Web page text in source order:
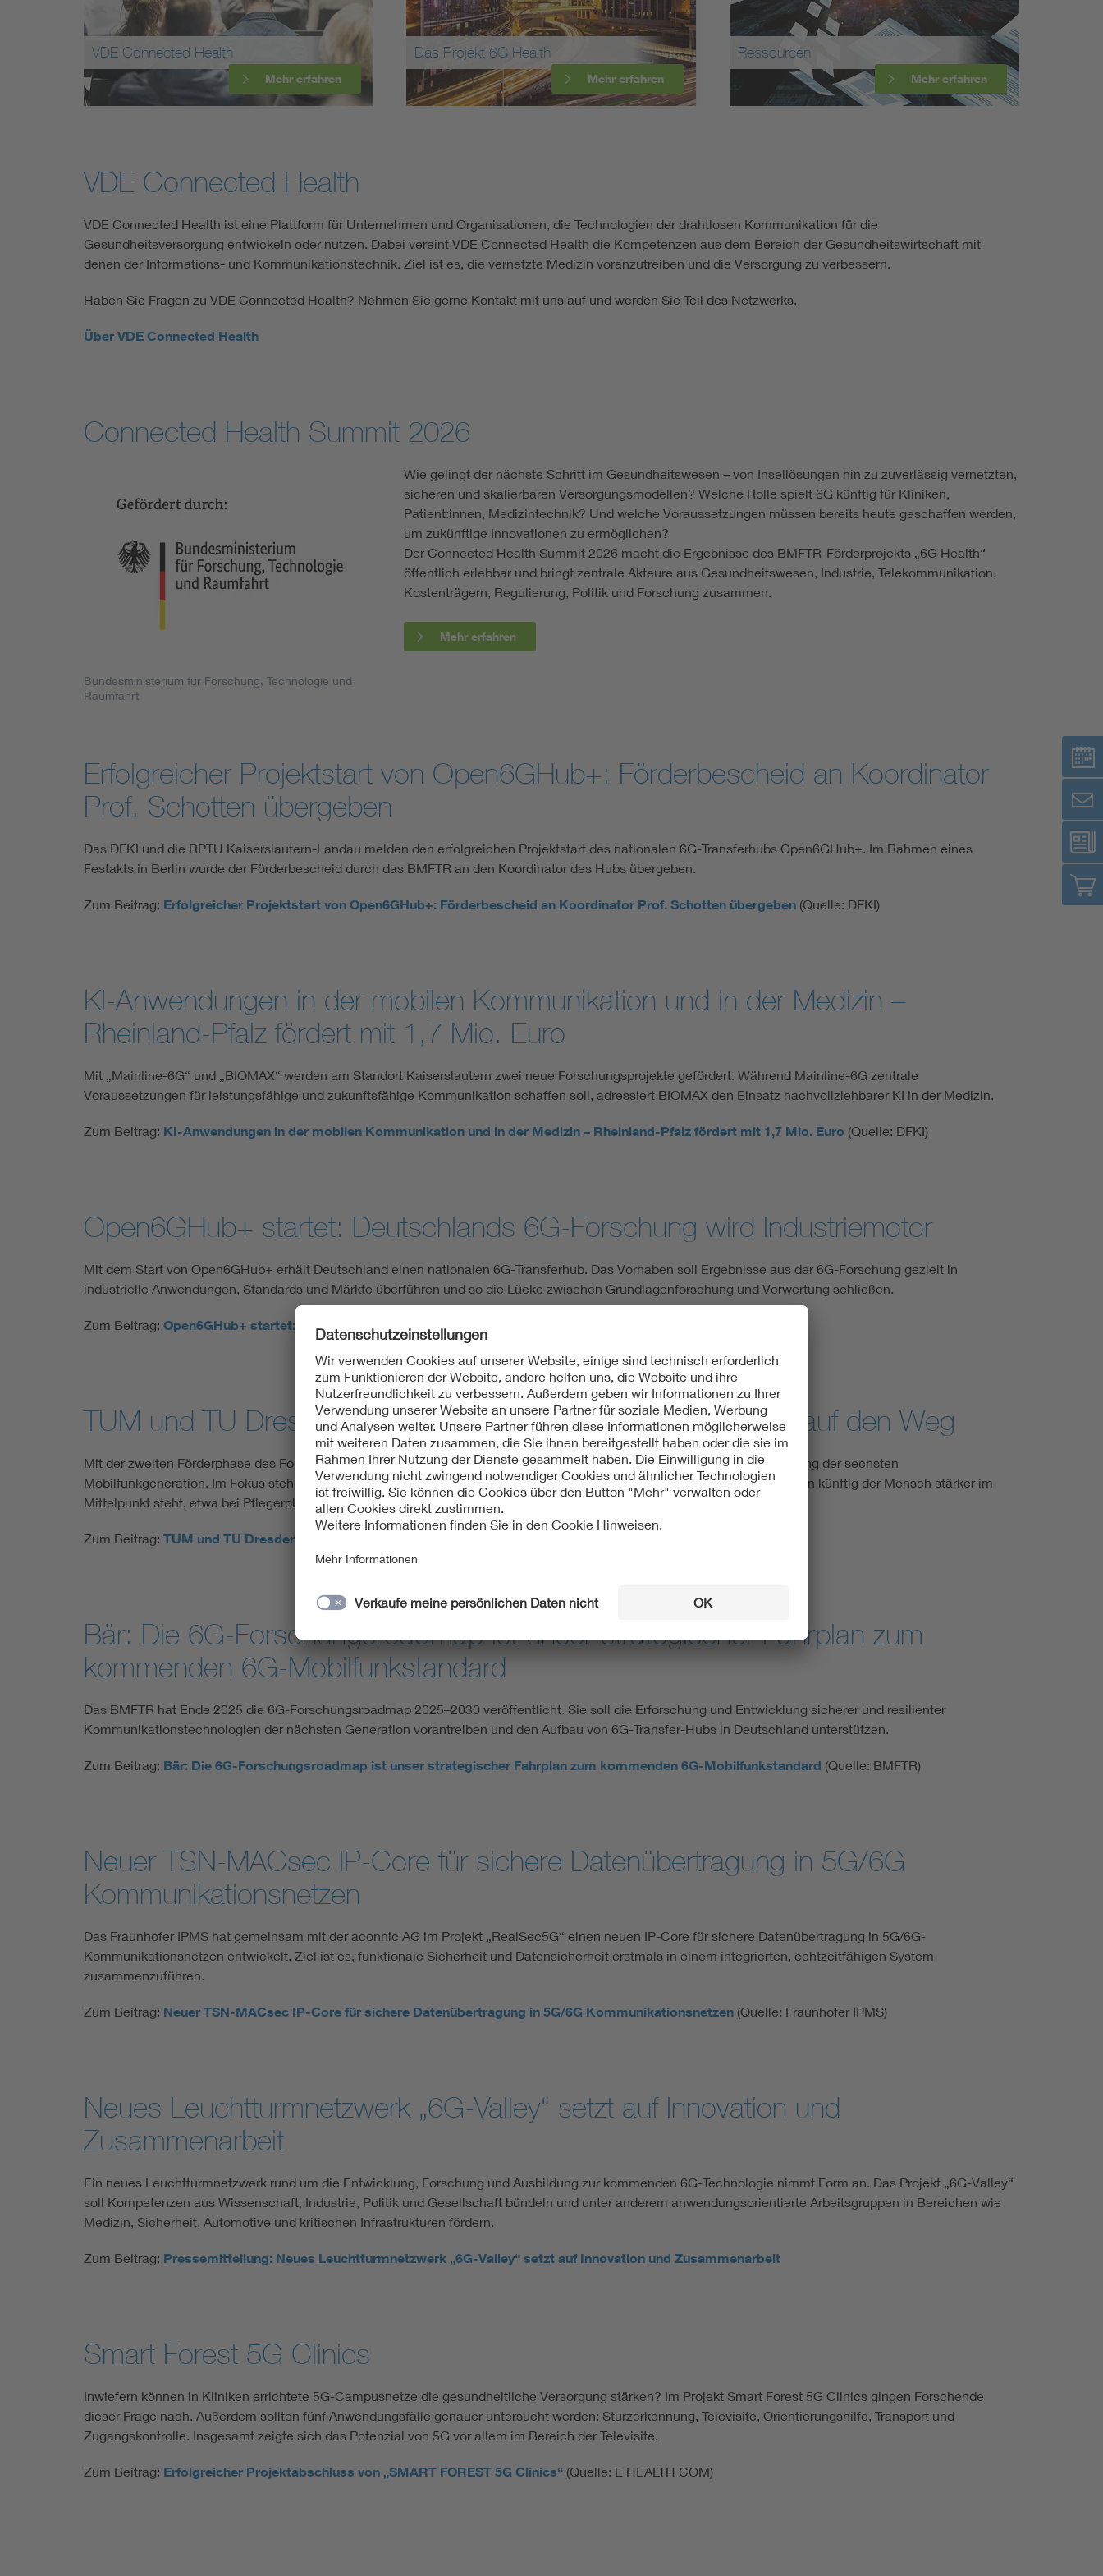
Mobility
Standards
Energy storage
Functional safety
Renewable energies
Environmental Protection
VDE Connected Health
Mehr erfahren
Das Projekt 6G Health
Mehr erfahren
Ressourcen
Mehr erfahren
VDE Connected Health
VDE Connected Health ist eine Plattform für Unternehmen und Organisationen, die Technologien der drahtlosen Kommunikation für die
Gesundheitsversorgung entwickeln oder nutzen. Dabei vereint VDE Connected Health die Kompetenzen aus dem Bereich der Gesundheitswirtschaft mit
denen der Informations- und Kommunikationstechnik. Ziel ist es, die vernetzte Medizin voranzutreiben und die Versorgung zu verbessern.
Haben Sie Fragen zu VDE Connected Health? Nehmen Sie gerne Kontakt mit uns auf und werden Sie Teil des Netzwerks.
Über VDE Connected Health
Connected Health Summit 2026
Bundesministerium für Forschung, Technologie und
Raumfahrt
Wie gelingt der nächste Schritt im Gesundheitswesen – von Insellösungen hin zu zuverlässig vernetzten,
sicheren und skalierbaren Versorgungsmodellen? Welche Rolle spielt 6G künftig für Kliniken,
Patient:innen, Medizintechnik? Und welche Voraussetzungen müssen bereits heute geschaffen werden,
um zukünftige Innovationen zu ermöglichen?
Der Connected Health Summit 2026 macht die Ergebnisse des BMFTR-Förderprojekts „6G Health“
öffentlich erlebbar und bringt zentrale Akteure aus Gesundheitswesen, Industrie, Telekommunikation,
Kostenträgern, Regulierung, Politik und Forschung zusammen.
Mehr erfahren
Erfolgreicher Projektstart von Open6GHub+: Förderbescheid an Koordinator
Prof. Schotten übergeben
Das DFKI und die RPTU Kaiserslautern-Landau melden den erfolgreichen Projektstart des nationalen 6G-Transferhubs Open6GHub+. Im Rahmen eines
Festakts in Berlin wurde der Förderbescheid durch das BMFTR an den Koordinator des Hubs übergeben.
Zum Beitrag: Erfolgreicher Projektstart von Open6GHub+: Förderbescheid an Koordinator Prof. Schotten übergeben (Quelle: DFKI)
KI-Anwendungen in der mobilen Kommunikation und in der Medizin –
Rheinland-Pfalz fördert mit 1,7 Mio. Euro
Mit „Mainline-6G“ und „BIOMAX“ werden am Standort Kaiserslautern zwei neue Forschungsprojekte gefördert. Während Mainline-6G zentrale
Voraussetzungen für leistungsfähige und zukunftsfähige Kommunikation schaffen soll, adressiert BIOMAX den Einsatz nachvollziehbarer KI in der Medizin.
Zum Beitrag: KI-Anwendungen in der mobilen Kommunikation und in der Medizin – Rheinland-Pfalz fördert mit 1,7 Mio. Euro (Quelle: DFKI)
Open6GHub+ startet: Deutschlands 6G-Forschung wird Industriemotor
Mit dem Start von Open6GHub+ erhält Deutschland einen nationalen 6G-Transferhub. Das Vorhaben soll Ergebnisse aus der 6G-Forschung gezielt in
industrielle Anwendungen, Standards und Märkte überführen und so die Lücke zwischen Grundlagenforschung und Verwertung schließen.
Zum Beitrag: Open6GHub+ startet: Deutschlands 6G-Forschung wird Industriemotor
TUM und TU Dresden bringen nächste Mobilfunkgeneration auf den Weg
Mit der zweiten Förderphase des Forschungsprojekts „6G-life²“ stärken TUM und TU Dresden ihre Aktivitäten zur Entwicklung der sechsten
Mobilfunkgeneration. Im Fokus stehen der Transfer von Forschungsergebnissen in die Praxis sowie Anwendungen, bei denen künftig der Mensch stärker im
Mittelpunkt steht, etwa bei Pflegerobotern oder Teleoperationen.
Zum Beitrag: TUM und TU Dresden bringen nächste Mobilfunkgeneration auf den Weg
Bär: Die 6G-Forschungsroadmap ist unser strategischer Fahrplan zum
kommenden 6G-Mobilfunkstandard
Das BMFTR hat Ende 2025 die 6G-Forschungsroadmap 2025–2030 veröffentlicht. Sie soll die Erforschung und Entwicklung sicherer und resilienter
Kommunikationstechnologien der nächsten Generation vorantreiben und den Aufbau von 6G-Transfer-Hubs in Deutschland unterstützen.
Zum Beitrag: Bär: Die 6G-Forschungsroadmap ist unser strategischer Fahrplan zum kommenden 6G-Mobilfunkstandard (Quelle: BMFTR)
Neuer TSN-MACsec IP-Core für sichere Datenübertragung in 5G/6G
Kommunikationsnetzen
Das Fraunhofer IPMS hat gemeinsam mit der aconnic AG im Projekt „RealSec5G“ einen neuen IP-Core für sichere Datenübertragung in 5G/6G-
Kommunikationsnetzen entwickelt. Ziel ist es, funktionale Sicherheit und Datensicherheit erstmals in einem integrierten, echtzeitfähigen System
zusammenzuführen.
Zum Beitrag: Neuer TSN-MACsec IP-Core für sichere Datenübertragung in 5G/6G Kommunikationsnetzen (Quelle: Fraunhofer IPMS)
Neues Leuchtturmnetzwerk „6G-Valley“ setzt auf Innovation und
Zusammenarbeit
Ein neues Leuchtturmnetzwerk rund um die Entwicklung, Forschung und Ausbildung zur kommenden 6G-Technologie nimmt Form an. Das Projekt „6G-Valley“
soll Kompetenzen aus Wissenschaft, Industrie, Politik und Gesellschaft bündeln und unter anderem anwendungsorientierte Arbeitsgruppen in Bereichen wie
Medizin, Sicherheit, Automotive und kritischen Infrastrukturen fördern.
Zum Beitrag: Pressemitteilung: Neues Leuchtturmnetzwerk „6G-Valley“ setzt auf Innovation und Zusammenarbeit
Smart Forest 5G Clinics
Inwiefern können in Kliniken errichtete 5G-Campusnetze die gesundheitliche Versorgung stärken? Im Projekt Smart Forest 5G Clinics gingen Forschende
dieser Frage nach. Außerdem sollten fünf Anwendungsfälle genauer untersucht werden: Sturzerkennung, Televisite, Orientierungshilfe, Transport und
Zugangskontrolle. Insgesamt zeigte sich das Potenzial von 5G vor allem im Bereich der Televisite.
Zum Beitrag: Erfolgreicher Projektabschluss von „SMART FOREST 5G Clinics“ (Quelle: E HEALTH COM)